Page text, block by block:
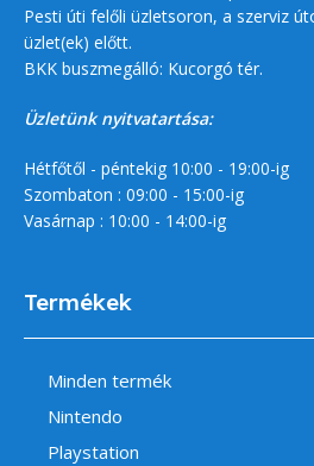
Pesti úti felőli üzletsoron, a szerviz
üzlet(ek) előtt.
BKK buszmegálló: Kucorgó tér.
Üzletünk nyitvatartása:
Hétfőtől - péntekig 10:00 - 19:00-ig
Szombaton : 09:00 - 15:00-ig
Vasárnap : 10:00 - 14:00-ig
Termékek
Minden termék
Nintendo
Playstation